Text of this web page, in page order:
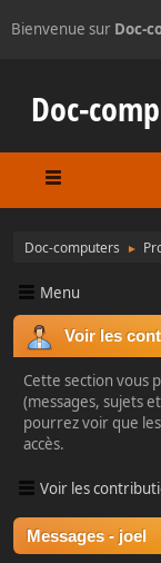
Bienvenue sur Doc-
Doc-
Doc-computers ►
Menu
Voir les
Cette section vous
(messages, sujets
pourrez voir que
accès.
Voir les
Messages - joel